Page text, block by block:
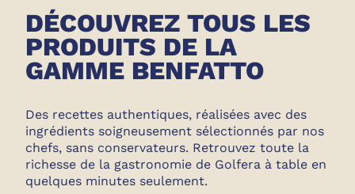
DÉCOUVREZ TOUS LES
PRODUITS DE LA
GAMME BENFATTO
Des recettes authentiques, réalisées avec des
ingrédients soigneusement sélectionnés par nos
chefs, sans conservateurs. Retrouvez toute la
richesse de la gastronomie de Golfera à table en
quelques minutes seulement.